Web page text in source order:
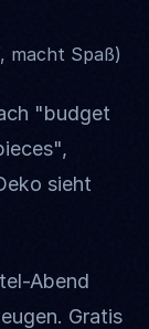
macht Spaß)
"budget
sieht
Abend
Gratis